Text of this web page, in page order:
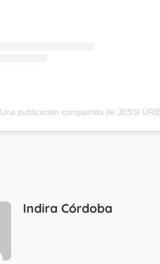
Una publicación compartida de JESSI
Indira Córdoba